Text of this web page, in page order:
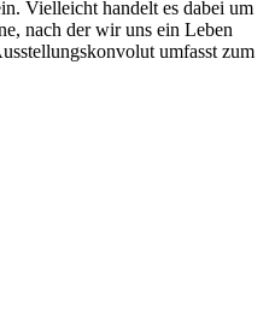
Vielleicht handelt es dabei um
nach der wir uns ein Leben
umfasst zum